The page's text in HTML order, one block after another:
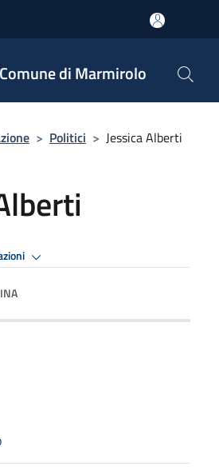
Comune di Marmirolo
> Politici > Jessica Alberti